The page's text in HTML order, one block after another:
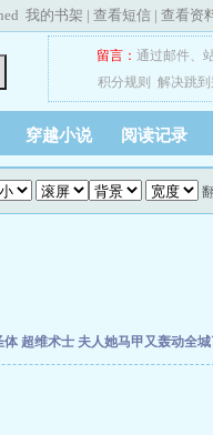
我的书架 | 查看短信 | 查看资
留言： 通过邮件、
积分规则
解决跳
穿越小说 阅读记录
体 超维术士 夫人她马甲又轰动全城